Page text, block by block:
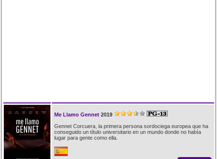
Me Llamo Gennet 2019
Gennet Corcuera, la primera persona sordociega europea que ha
conseguido un título universitario en un mundo donde no había
lugar para gente como ella.